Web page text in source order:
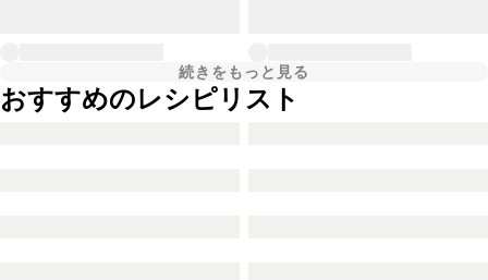
続きをもっと見る
おすすめのレシピリスト